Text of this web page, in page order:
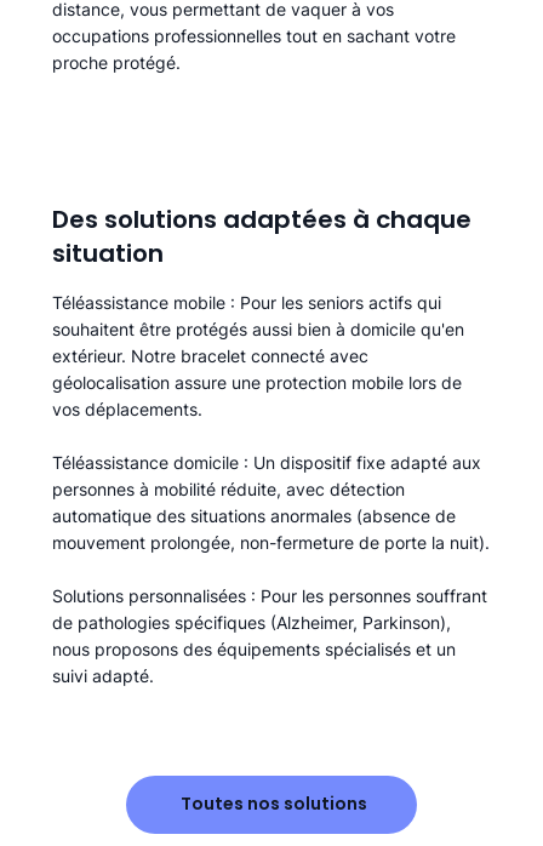
distance, vous permettant de vaquer à vos
occupations professionnelles tout en sachant votre
proche protégé.
Des solutions adaptées à chaque
situation
Téléassistance mobile : Pour les seniors actifs qui
souhaitent être protégés aussi bien à domicile qu'en
extérieur. Notre bracelet connecté avec
géolocalisation assure une protection mobile lors de
vos déplacements.
Téléassistance domicile : Un dispositif fixe adapté aux
personnes à mobilité réduite, avec détection
automatique des situations anormales (absence de
mouvement prolongée, non-fermeture de porte la nuit).
Solutions personnalisées : Pour les personnes souffrant
de pathologies spécifiques (Alzheimer, Parkinson),
nous proposons des équipements spécialisés et un
suivi adapté.
Toutes nos solutions